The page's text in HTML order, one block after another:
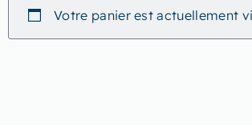
Votre panier est actuellement